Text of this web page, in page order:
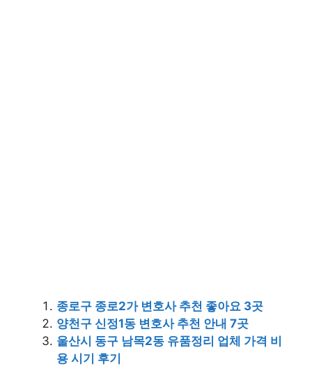
종로구 종로2가 변호사 추천 좋아요 3곳
양천구 신정1동 변호사 추천 안내 7곳
울산시 동구 남목2동 유품정리 업체 가격 비
용 시기 후기